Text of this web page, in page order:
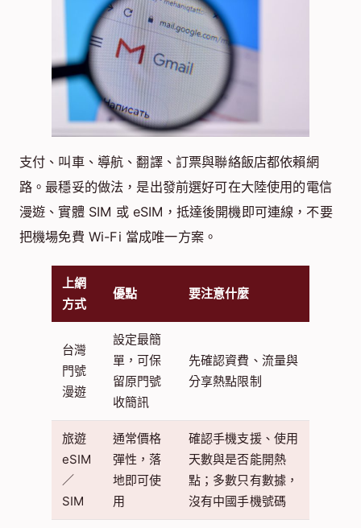
支付、叫車、導航、翻譯、訂票與聯絡飯店都依賴網
路。最穩妥的做法，是出發前選好可在大陸使用的電信
漫遊、實體 SIM 或 eSIM，抵達後開機即可連線，不要
把機場免費 Wi-Fi 當成唯一方案。
上網
方式
優點 要注意什麼
台灣
門號
漫遊
設定最簡
單，可保
留原門號
收簡訊
先確認資費、流量與
分享熱點限制
旅遊
eSIM
／
SIM
通常價格
彈性，落
地即可使
用
確認手機支援、使用
天數與是否能開熱
點；多數只有數據，
沒有中國手機號碼